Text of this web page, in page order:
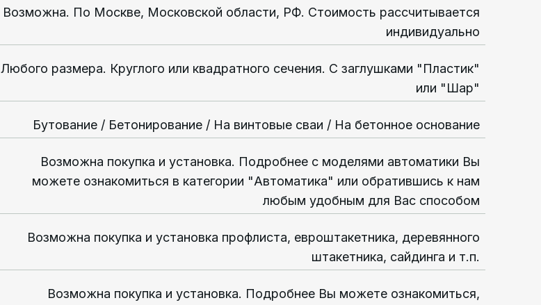
Возможна. По Москве, Московской области, РФ. Стоимость рассчитывается
индивидуально
Любого размера. Круглого или квадратного сечения. С заглушками "Пластик"
или "Шар"
Бутование / Бетонирование / На винтовые сваи / На бетонное основание
Возможна покупка и установка. Подробнее с моделями автоматики Вы
можете ознакомиться в категории "Автоматика" или обратившись к нам
любым удобным для Вас способом
Возможна покупка и установка профлиста, евроштакетника, деревянного
штакетника, сайдинга и т.п.
Возможна покупка и установка. Подробнее Вы можете ознакомиться,